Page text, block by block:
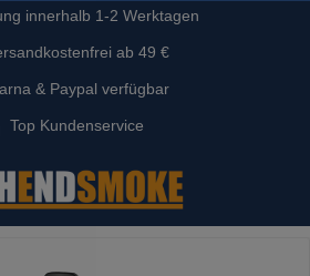
innerhalb 1-2 Werktagen
ab 49 €
& Paypal verfügbar
Top Kundenservice